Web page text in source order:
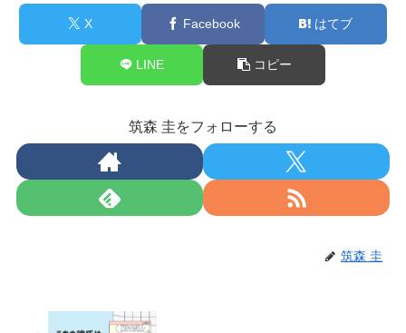
X Facebook はてブ
LINE コピー
筑森 圭をフォローする
筑森 圭